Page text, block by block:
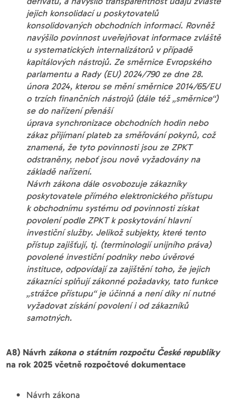
jejich konsolidací u poskytovatelů
konsolidovaných obchodních informací. Rovněž
navýšilo povinnost uveřejňovat informace zvláště
u systematických internalizátorů v případě
kapitálových nástrojů. Ze směrnice Evropského
parlamentu a Rady (EU) 2024/790 ze dne 28.
února 2024, kterou se mění směrnice 2014/65/EU
o trzích finančních nástrojů (dále též „směrnice“)
se do nařízení přenáší
úprava synchronizace obchodních hodin nebo
zákaz přijímaní plateb za směřování pokynů, což
znamená, že tyto povinnosti jsou ze ZPKT
odstraněny, neboť jsou nově vyžadovány na
základě nařízení.
Návrh zákona dále osvobozuje zákazníky
poskytovatele přímého elektronického přístupu
k obchodnímu systému od povinnosti získat
povolení podle ZPKT k poskytování hlavní
investiční služby. Jelikož subjekty, které tento
přístup zajišťují, tj. (terminologií unijního práva)
povolené investiční podniky nebo úvěrové
instituce, odpovídají za zajištění toho, že jejich
zákazníci splňují zákonné požadavky, tato funkce
„strážce přístupu“ je účinná a není díky ní nutné
vyžadovat získání povolení i od zákazníků
samotných.
A8) Návrh zákona o státním rozpočtu České republiky
na rok 2025 včetně rozpočtové dokumentace
Návrh zákona